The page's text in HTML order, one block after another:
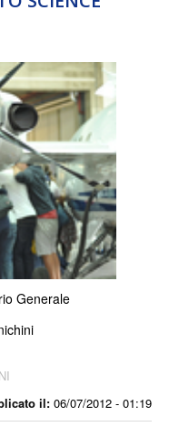
il: 06/07/2012 - 01:19
Generale